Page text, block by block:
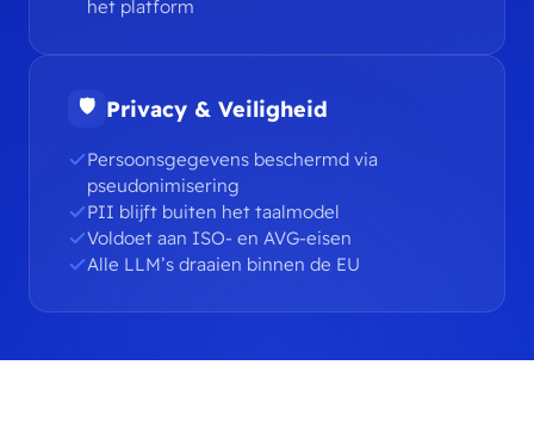
het platform
🛡 Privacy & Veiligheid
Persoonsgegevens beschermd via
pseudonimisering
PII blijft buiten het taalmodel
Voldoet aan ISO- en AVG-eisen
Alle LLM’s draaien binnen de EU